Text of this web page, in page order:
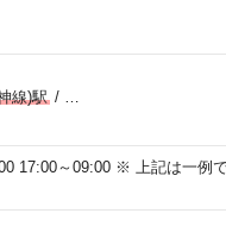
線)駅/
17:00～09:00 ※ 上記は一例